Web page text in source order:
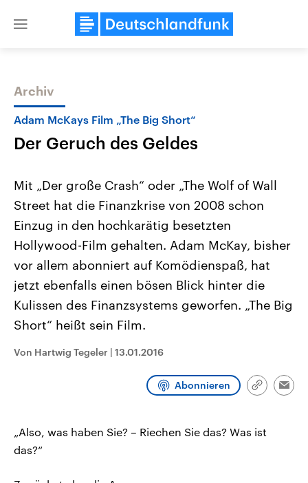
Close
Themen
Landtagswahl Sachsen-Anhalt
2026
Alle Informationen
Sachsen-Anhalt wählt am 6.
September 2026 einen neuen
Landtag. Seit 2021 wird das
Bundesland von einer Koalition aus
Umfragen, Prognosen,
und Hintergründe zu den Parteien
und Kandidaten der anstehenden
USA
Aktuelle Beiträge,
Hintergründe
Wirtschaftlich und
gehören die Vereinigten
mit großem Einfluss auf
Sendungen Programm
Archiv
Adam McKays Film „The Big Short“
Der Geruch des Geldes
Mit „Der große Crash“ oder „The Wolf of Wall
Street hat die Finanzkrise von 2008 schon
Einzug in den hochkarätig besetzten
Hollywood-Film gehalten. Adam McKay, bisher
vor allem abonniert auf Komödienspaß, hat
jetzt ebenfalls einen bösen Blick hinter die
Kulissen des Finanzsystems geworfen. „The Big
Short“ heißt sein Film.
Von Hartwig Tegeler | 13.01.2016
Abonnieren
Link
„Also, was haben Sie? – Riechen Sie das? Was ist
das?“